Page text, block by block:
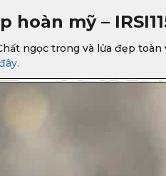
mỹ –
ngọc trong và lửa đẹp toàn